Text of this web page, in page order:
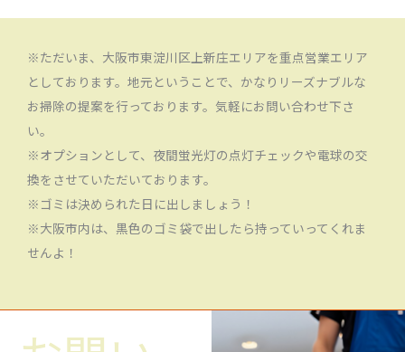
※ただいま、大阪市東淀川区上新庄エリアを重点営業エリア
としております。地元ということで、かなりリーズナブルな
お掃除の提案を行っております。気軽にお問い合わせ下さ
い。
※オプションとして、夜間蛍光灯の点灯チェックや電球の交
換をさせていただいております。
※ゴミは決められた日に出しましょう！
※大阪市内は、黒色のゴミ袋で出したら持っていってくれま
せんよ！